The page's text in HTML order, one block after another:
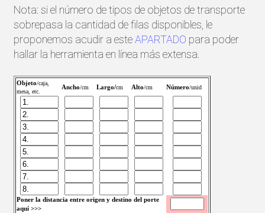
Nota: si el número de tipos de objetos de transporte
sobrepasa la cantidad de filas disponibles, le
proponemos acudir a esteAPARTADO para poder
hallar la herramienta en línea más extensa.
Objeto/caja,
mesa, etc.
Ancho/cm Largo/cm Alto/cm Número/unid
Poner la distancia entre origen y destino del porte
aquí >>>